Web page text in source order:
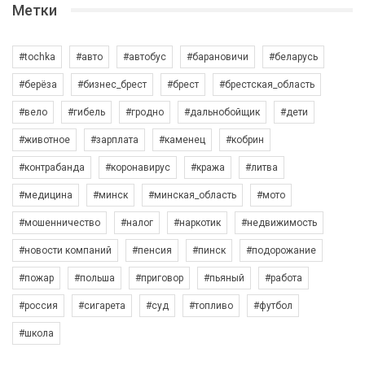
Метки
#tochka #авто #автобус #барановичи #беларусь
#берёза #бизнес_брест #брест #брестская_область
#вело #гибель #гродно #дальнобойщик #дети
#животное #зарплата #каменец #кобрин
#контрабанда #коронавирус #кража #литва
#медицина #минск #минская_область #мото
#мошенничество #налог #наркотик #недвижимость
#новости компаний #пенсия #пинск #подорожание
#пожар #польша #приговор #пьяный #работа
#россия #сигарета #суд #топливо #футбол
#школа